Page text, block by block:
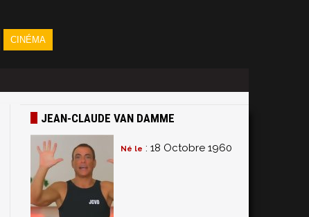
CINÉMA
JEAN-CLAUDE VAN DAMME
Né le : 18 Octobre 1960